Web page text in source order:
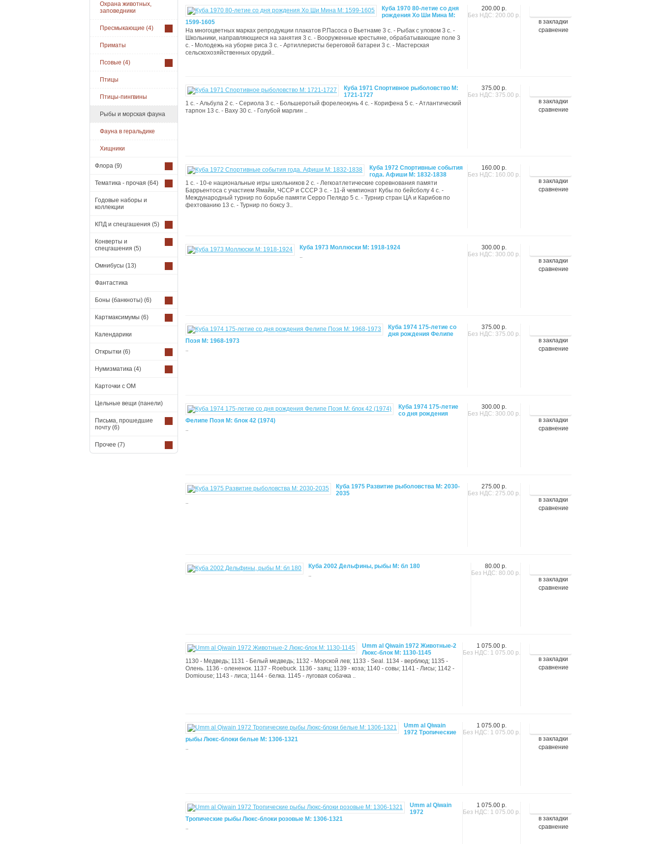
Охрана животных,
заповедники
Пресмыкающие (4)
Приматы
Псовые (4)
Птицы
Птицы-пингвины
Рыбы и морская фауна
Фауна в геральдике
Хищники
Флора (9)
Тематика - прочая (64)
Годовые наборы и
коллекции
КПД и спецгашения (5)
Конверты и
спецгашения (5)
Омнибусы (13)
Фантастика
Боны (банкноты) (6)
Картмаксимумы (6)
Календарики
Открытки (6)
Нумизматика (4)
Карточки с ОМ
Цельные вещи (панели)
Письма, прошедшие
почту (6)
Прочее (7)
в закладки
сравнение
200.00 р.
Без НДС: 200.00 р.
Куба 1970 80-летие со дня
рождения Хо Ши Мина М:
1599-1605
На многоцветных марках репродукции плакатов Р.Пасоса о Вьетнаме 3 с. - Рыбак с уловом 3 с. -
Школьники, направляющиеся на занятия 3 с. - Вооруженные крестьяне, обрабатывающие поле 3
с. - Молодежь на уборке риса 3 с. - Артиллеристы береговой батареи 3 с. - Мастерская
сельскохозяйственных орудий..
в закладки
сравнение
375.00 р.
Без НДС: 375.00 р.
Куба 1971 Спортивное рыболовство M:
1721-1727
1 с. - Альбула 2 с. - Сериола 3 с. - Большеротый форелеокунь 4 с. - Корифена 5 с. - Атлантический
тарпон 13 с. - Ваху 30 с. - Голубой марлин ..
в закладки
сравнение
160.00 р.
Без НДС: 160.00 р.
Куба 1972 Спортивные события
года. Афиши M: 1832-1838
1 с. - 10-е национальные игры школьников 2 с. - Легкоатлетические соревнования памяти
Баррьентоса с участием Ямайи, ЧССР и СССР 3 с. - 11-й чемпионат Кубы по бейсболу 4 с. -
Международный турнир по борьбе памяти Серро Пелядо 5 с. - Турнир стран ЦА и Карибов по
фехтованию 13 с. - Турнир по боксу 3..
в закладки
сравнение
300.00 р.
Без НДС: 300.00 р.
Куба 1973 Моллюски M: 1918-1924
..
в закладки
сравнение
375.00 р.
Без НДС: 375.00 р.
Куба 1974 175-летие со
дня рождения Фелипе
Поэя М: 1968-1973
..
в закладки
сравнение
300.00 р.
Без НДС: 300.00 р.
Куба 1974 175-летие
со дня рождения
Фелипе Поэя М: блок 42 (1974)
..
в закладки
сравнение
275.00 р.
Без НДС: 275.00 р.
Куба 1975 Развитие рыболовства М: 2030-
2035
..
в закладки
сравнение
80.00 р.
Без НДС: 80.00 р.
Куба 2002 Дельфины, рыбы М: бл 180
..
в закладки
сравнение
1 075.00 р.
Без НДС: 1 075.00 р.
Umm al Qiwain 1972 Животные-2
Люкс-блок М: 1130-1145
1130 - Медведь; 1131 - Белый медведь; 1132 - Морской лев; 1133 - Seal. 1134 - верблюд; 1135 -
Олень. 1136 - олененок. 1137 - Roebuck. 1136 - заяц; 1139 - коза; 1140 - совы; 1141 - Лисы; 1142 -
Domiouse; 1143 - лиса; 1144 - белка. 1145 - луговая собачка ..
в закладки
сравнение
1 075.00 р.
Без НДС: 1 075.00 р.
Umm al Qiwain
1972 Тропические
рыбы Люкс-блоки белые М: 1306-1321
..
в закладки
сравнение
1 075.00 р.
Без НДС: 1 075.00 р.
Umm al Qiwain
1972
Тропические рыбы Люкс-блоки розовые М: 1306-1321
..